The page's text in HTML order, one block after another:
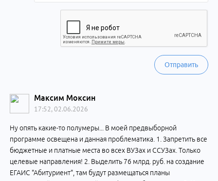
Отправить
Максим Моксин
17:52, 02.06.2026
Ну опять какие-то полумеры... В моей предвыборной
программе освещена и данная проблематика. 1. Запретить все
бюджетные и платные места во всех ВУЗах и ССУЗах. Только
целевые направления! 2. Выделить 76 млрд. руб. на создание
ЕГАИС "Абитуриент", там будут размещаться планы